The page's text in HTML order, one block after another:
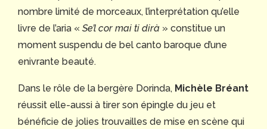
nombre limité de morceaux, l’interprétation qu’elle
livre de l’aria « Se’l cor mai ti dirà » constitue un
moment suspendu de bel canto baroque d’une
enivrante beauté.
Dans le rôle de la bergère Dorinda, Michèle Bréant
réussit elle-aussi à tirer son épingle du jeu et
bénéficie de jolies trouvailles de mise en scène qui